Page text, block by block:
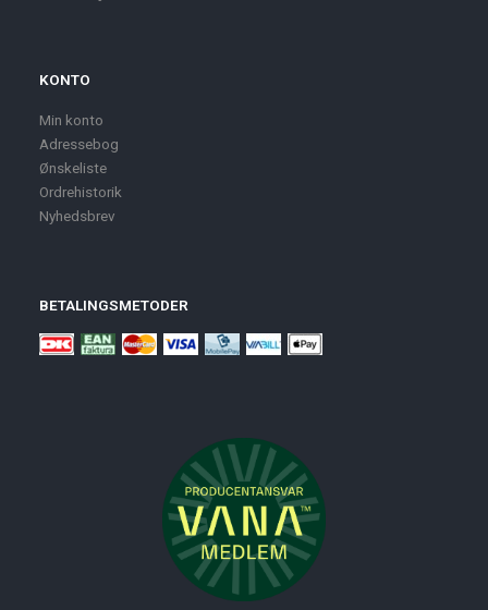
KONTO
Min konto
Adressebog
Ønskeliste
Ordrehistorik
Nyhedsbrev
BETALINGSMETODER